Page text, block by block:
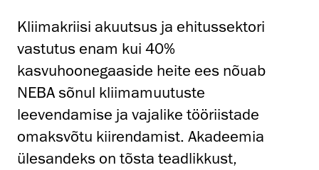
Kliimakriisi akuutsus ja ehitussektori
vastutus enam kui 40%
kasvuhoonegaaside heite ees nõuab
NEBA sõnul kliimamuutuste
leevendamise ja vajalike tööriistade
omaksvõtu kiirendamist. Akadeemia
ülesandeks on tõsta teadlikkust,